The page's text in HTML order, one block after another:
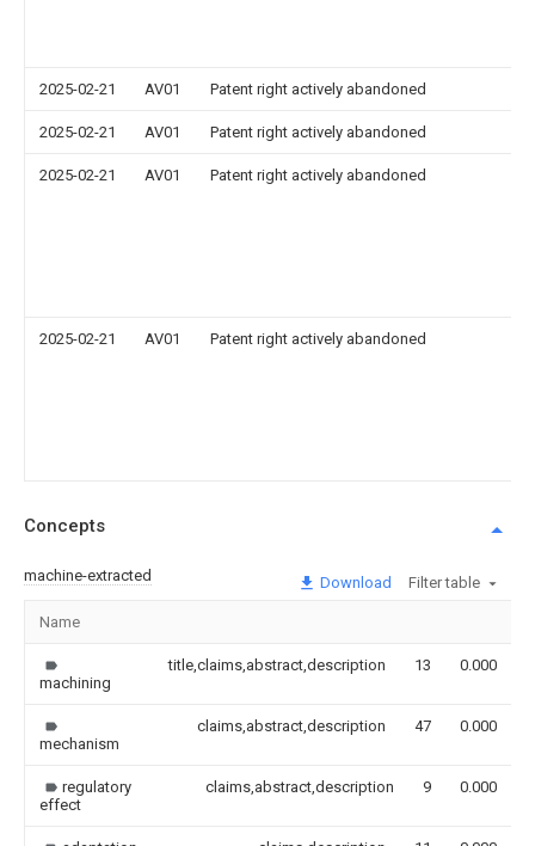
2025-02-21 AV01 Patent right actively abandoned
2025-02-21 AV01 Patent right actively abandoned
2025-02-21 AV01 Patent right actively abandoned
2025-02-21 AV01 Patent right actively abandoned
Concepts
machine-extracted Download Filter table
Name
machining
title,claims,abstract,description 13 0.000
mechanism
claims,abstract,description 47 0.000
regulatory
effect
claims,abstract,description 9 0.000